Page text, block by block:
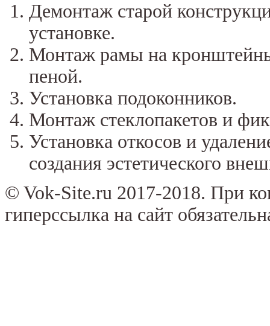
Демонтаж старой
установке.
Монтаж рамы на
пеной.
Установка подоконников.
Монтаж стеклопакетов и
Установка откосов и
создания эстетического
© Vok-Site.ru 2017-2018. При
гиперссылка на сайт